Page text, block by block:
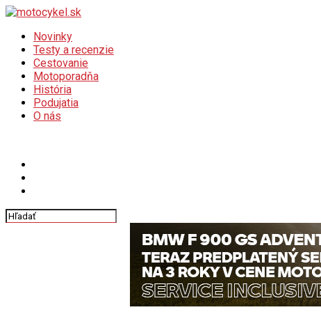
Novinky
Testy a recenzie
Cestovanie
Motoporadňa
História
Podujatia
O nás